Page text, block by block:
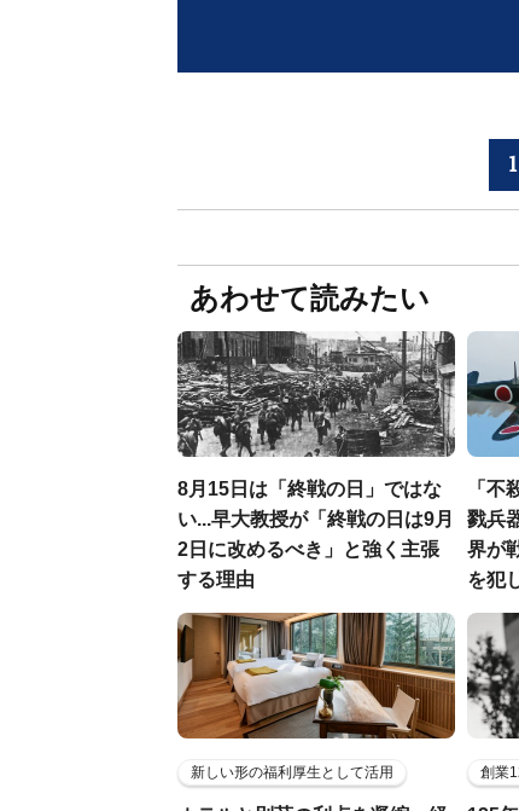
1
あわせて読みたい
8月15日は「終戦の日」ではな
い...早大教授が「終戦の日は9月
2日に改めるべき」と強く主張
する理由
「不
戮兵
界が
を犯
新しい形の福利厚生として活用 創業